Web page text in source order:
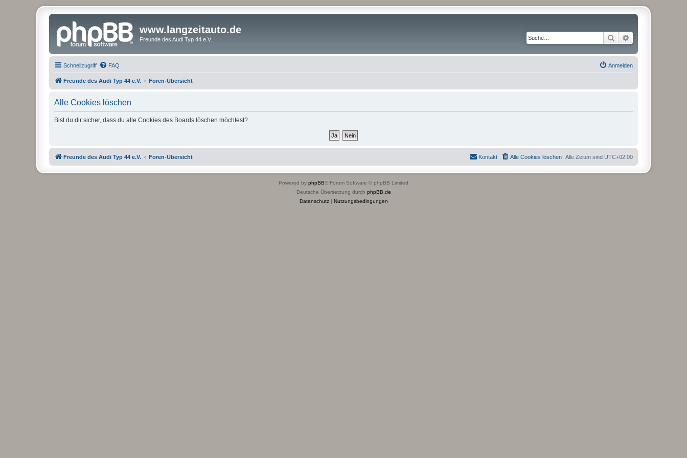
www.langzeitauto.de
Freunde des Audi Typ 44 e.V. Suche
Schnellzugriff FAQ Anmelden
Freunde des Audi Typ 44 e.V. Foren-Übersicht
Alle Cookies löschen
Bist du dir sicher, dass du alle Cookies des Boards löschen möchtest?
Freunde des Audi Typ 44 e.V. Foren-Übersicht Alle Zeiten sind UTC+02:00
Alle Cookies löschen
Kontakt
Powered by phpBB® Forum Software © phpBB Limited
Deutsche Übersetzung durch phpBB.de
Datenschutz| Nutzungsbedingungen